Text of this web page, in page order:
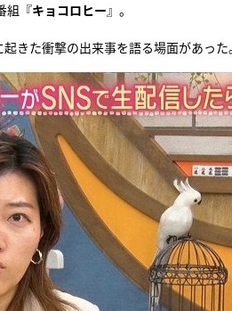
組『キョコロヒー』。
きた衝撃の出来事を語る場面があった。
『
E齋
ビ